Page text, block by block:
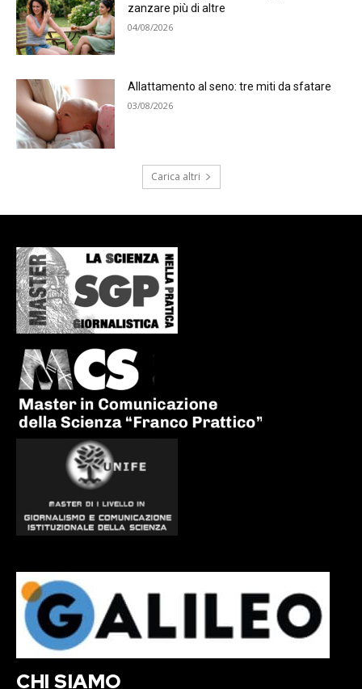
zanzare più di altre
04/08/2026
Allattamento al seno: tre miti da sfatare
03/08/2026
Carica altri
CHI SIAMO